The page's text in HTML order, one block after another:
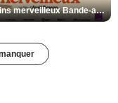
Les Matins merveilleux Bande-annonce VF